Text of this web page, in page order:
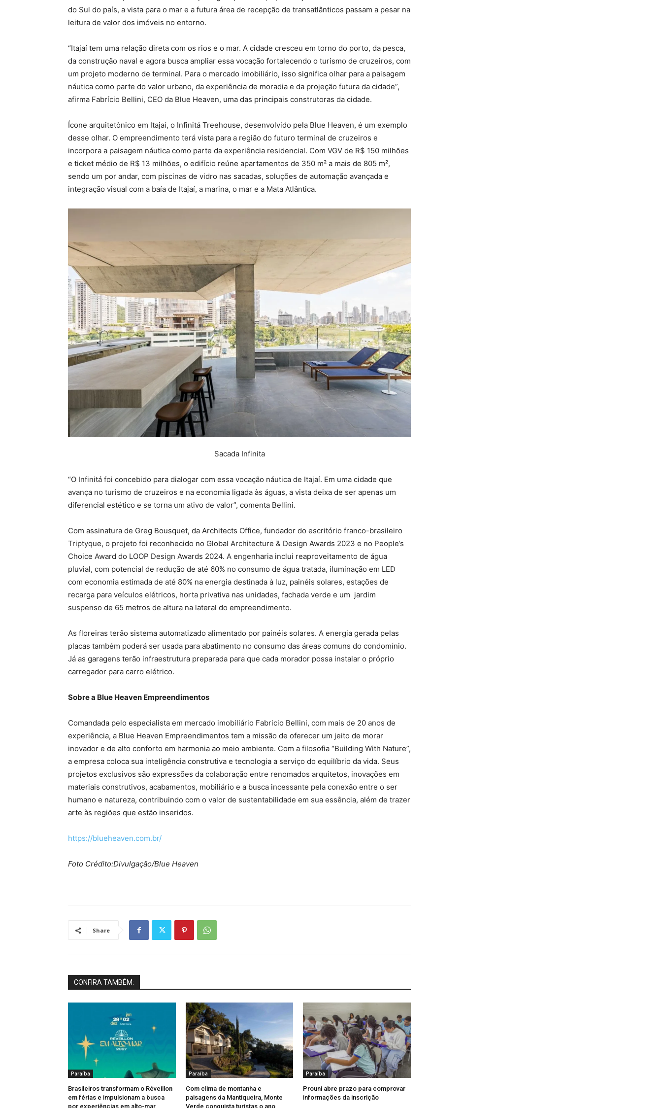
do Sul do país, a vista para o mar e a futura área de recepção de transatlânticos passam a pesar na
leitura de valor dos imóveis no entorno.
“Itajaí tem uma relação direta com os rios e o mar. A cidade cresceu em torno do porto, da pesca,
da construção naval e agora busca ampliar essa vocação fortalecendo o turismo de cruzeiros, com
um projeto moderno de terminal. Para o mercado imobiliário, isso significa olhar para a paisagem
náutica como parte do valor urbano, da experiência de moradia e da projeção futura da cidade”,
afirma Fabrício Bellini, CEO da Blue Heaven, uma das principais construtoras da cidade.
Ícone arquitetônico em Itajaí, o Infinitá Treehouse, desenvolvido pela Blue Heaven, é um exemplo
desse olhar. O empreendimento terá vista para a região do futuro terminal de cruzeiros e
incorpora a paisagem náutica como parte da experiência residencial. Com VGV de R$ 150 milhões
e ticket médio de R$ 13 milhões, o edifício reúne apartamentos de 350 m² a mais de 805 m²,
sendo um por andar, com piscinas de vidro nas sacadas, soluções de automação avançada e
integração visual com a baía de Itajaí, a marina, o mar e a Mata Atlântica.
Sacada Infinita
“O Infinitá foi concebido para dialogar com essa vocação náutica de Itajaí. Em uma cidade que
avança no turismo de cruzeiros e na economia ligada às águas, a vista deixa de ser apenas um
diferencial estético e se torna um ativo de valor”, comenta Bellini.
Com assinatura de Greg Bousquet, da Architects Office, fundador do escritório franco-brasileiro
Triptyque, o projeto foi reconhecido no Global Architecture & Design Awards 2023 e no People’s
Choice Award do LOOP Design Awards 2024. A engenharia inclui reaproveitamento de água
pluvial, com potencial de redução de até 60% no consumo de água tratada, iluminação em LED
com economia estimada de até 80% na energia destinada à luz, painéis solares, estações de
recarga para veículos elétricos, horta privativa nas unidades, fachada verde e um jardim
suspenso de 65 metros de altura na lateral do empreendimento.
As floreiras terão sistema automatizado alimentado por painéis solares. A energia gerada pelas
placas também poderá ser usada para abatimento no consumo das áreas comuns do condomínio.
Já as garagens terão infraestrutura preparada para que cada morador possa instalar o próprio
carregador para carro elétrico.
Sobre a Blue Heaven Empreendimentos
Comandada pelo especialista em mercado imobiliário Fabricio Bellini, com mais de 20 anos de
experiência, a Blue Heaven Empreendimentos tem a missão de oferecer um jeito de morar
inovador e de alto conforto em harmonia ao meio ambiente. Com a filosofia “Building With Nature”,
a empresa coloca sua inteligência construtiva e tecnologia a serviço do equilíbrio da vida. Seus
projetos exclusivos são expressões da colaboração entre renomados arquitetos, inovações em
materiais construtivos, acabamentos, mobiliário e a busca incessante pela conexão entre o ser
humano e natureza, contribuindo com o valor de sustentabilidade em sua essência, além de trazer
arte às regiões que estão inseridos.
https://blueheaven.com.br/
Foto Crédito:Divulgação/Blue Heaven
Share
CONFIRA TAMBÉM:
Paraíba
Brasileiros transformam o Réveillon
em férias e impulsionam a busca
por experiências em alto-mar
Paraíba
Com clima de montanha e
paisagens da Mantiqueira, Monte
Verde conquista turistas o ano
Paraíba
Prouni abre prazo para comprovar
informações da inscrição